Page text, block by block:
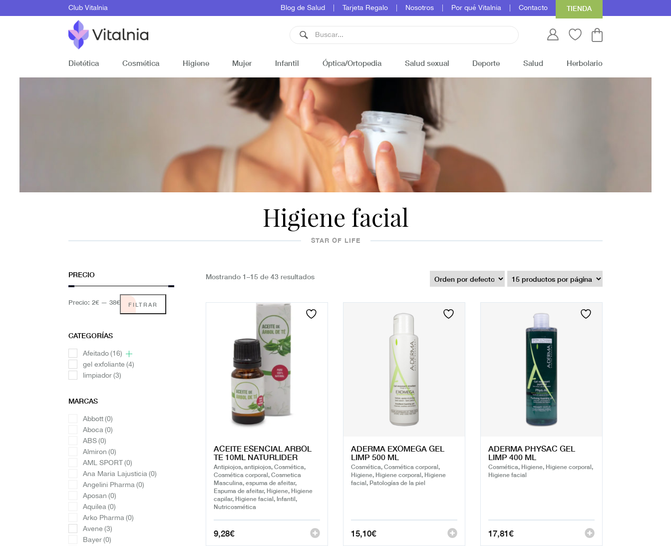
Club Vitalnia Blog de Salud Tarjeta Regalo Nosotros Por qué Vitalnia Contacto TIENDA
Dietética Cosmética Higiene Mujer Infantil Óptica/Ortopedia Salud sexual Deporte Salud Herbolario
Higiene facial
STAR OF LIFE
PRECIO
FILTRAR
Precio: 2€ — 38€
CATEGORÍAS
Afeitado(16)
gel exfoliante(4)
limpiador(3)
MARCAS
Abbott(0)
Aboca(0)
ABS(0)
Almiron(0)
AML SPORT(0)
Ana Maria Lajusticia(0)
Angelini Pharma(0)
Aposan(0)
Aquilea(0)
Arko Pharma(0)
Avene(3)
Bayer(0)
Mostrando 1–15 de 43 resultados
ACEITE ESENCIAL ARBOL
TE 10ML NATURLIDER
Antipiojos, antipiojos, Cosmética,
Cosmética corporal, Cosmetica
Masculina, espuma de afeitar,
Espuma de afeitar, Higiene, Higiene
capilar, Higiene facial, Infantil,
Nutricosmética
9,28€
ADERMA EXOMEGA GEL
LIMP 500 ML
Cosmética, Cosmética corporal,
Higiene, Higiene corporal, Higiene
facial, Patologías de la piel
15,10€
ADERMA PHYSAC GEL
LIMP 400 ML
Cosmética, Higiene, Higiene corporal,
Higiene facial
17,81€